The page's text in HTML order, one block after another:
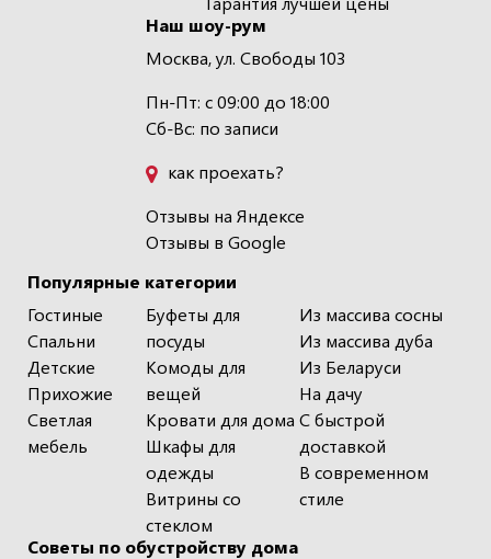
Популярные категории
Гостиные
Спальни
Детские
Прихожие
Светлая
мебель
Буфеты для
посуды
Комоды для
вещей
Кровати для дома
Шкафы для
одежды
Витрины со
стеклом
Из массива сосны
Из массива дуба
Из Беларуси
На дачу
С быстрой
доставкой
В современном
стиле
Наш шоу-рум
Москва, ул. Свободы 103
Пн-Пт: с 09:00 до 18:00
Сб-Вс: по записи
как проехать?
Отзывы на Яндексе
Отзывы в Google
Советы по обустройству дома